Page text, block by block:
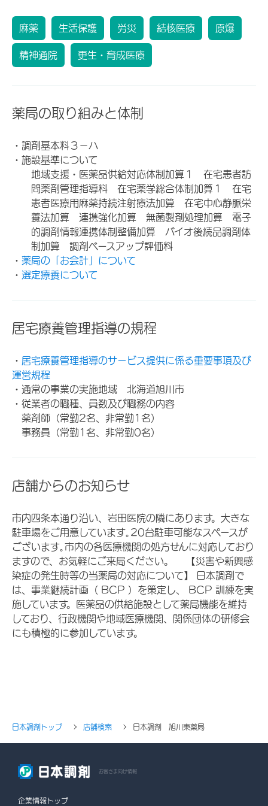
麻薬 生活保護 労災 結核医療 原爆
精神通院 更生・育成医療
薬局の取り組みと体制
・調剤基本料３－ハ
・施設基準について
地域支援・医薬品供給対応体制加算１ 在宅患者訪
問薬剤管理指導料 在宅薬学総合体制加算１ 在宅
患者医療用麻薬持続注射療法加算 在宅中心静脈栄
養法加算 連携強化加算 無菌製剤処理加算 電子
的調剤情報連携体制整備加算 バイオ後続品調剤体
制加算 調剤ベースアップ評価料
・ 薬局の「お会計」について
・ 選定療養について
居宅療養管理指導の規程
・ 居宅療養管理指導のサービス提供に係る重要事項及び
運営規程
・通常の事業の実施地域 北海道旭川市
・従業者の職種、員数及び職務の内容
薬剤師（常勤2名、非常勤1名）
事務員（常勤1名、非常勤0名）
店舗からのお知らせ
市内四条本通り沿い、岩田医院の隣にあります。大きな
駐車場をご用意しています｡20台駐車可能なスペースが
ございます｡市内の各医療機関の処方せんに対応しており
ますので、お気軽にご来局ください。 【災害や新興感
染症の発生時等の当薬局の対応について】 日本調剤で
は、事業継続計画（ BCP ）を策定し、 BCP 訓練を実
施しています。医薬品の供給施設として薬局機能を維持
しており、行政機関や地域医療機関、関係団体の研修会
にも積極的に参加しています。
日本調剤トップ 店舗検索 日本調剤 旭川東薬局
お客さま向け情報
企業情報トップ